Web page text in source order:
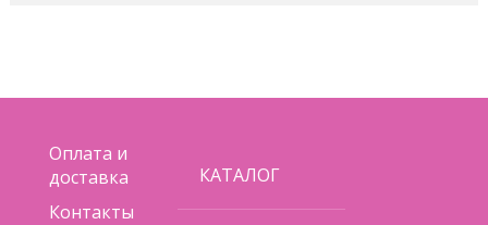
логика и последовательность действий.
стимулирует осязание, развивает тактильные
ощущения и сенсорное восприятие малыша. Также
игрушка способствует развитию моторики у детей.
Оплата и
доставка
Контакты
КАТАЛОГ